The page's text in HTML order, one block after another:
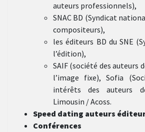
auteurs professionnels),
SNAC BD (Syndicat
compositeurs),
les éditeurs BD du SNE
l’édition),
SAIF (société des auteurs
l’image fixe), Sofia
intérêts des auteurs
Limousin / Acoss.
Speed dating auteurs
Conférences